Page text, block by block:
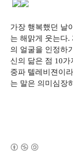
가장 행복했던 날
는 해맑게 웃는다.
의 얼굴을 인정하
신의 닮은 점 10
중파 텔레비젼이
는 말은 의미심장